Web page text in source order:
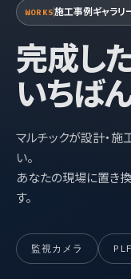
WORKS施工事例ギャラリ
完成し
いちば
マルチックが設計・施
い。
あなたの現場に置き
す。
監視カメラ